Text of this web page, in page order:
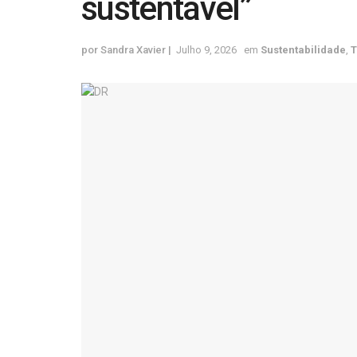
sustentável”
por Sandra Xavier Julho 9, 2026 em Sustentabilidade